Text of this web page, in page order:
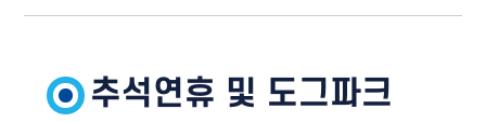
추석연휴 및 도그파크